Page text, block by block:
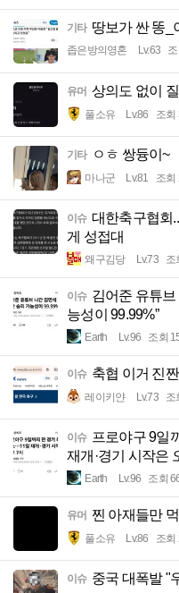
기타 땅보가 싼 똥_
좁은방의영혼 Lv.63
유머 상의도 없이
풀소유 Lv.86 조회
기타 ㅇㅎ 쌍듕이~
마나군 Lv.81 조회
이슈 대한축구협회
게 성접대
왜구김당 Lv.73 조
이슈 김어준 유튜브
능성이 99.99%”
Earth Lv.96 조회
이슈 축협 이거 진
레이키얀 Lv.73 조
이슈 프로야구 9일
재개·경기 시작은
Earth Lv.96 조회
유머 찐 아재들만
풀소유 Lv.86 조회
이슈 중국 대폭발 "